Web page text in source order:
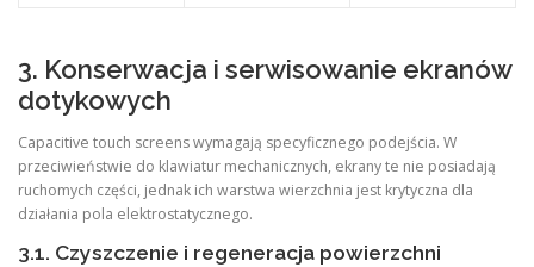
3. Konserwacja i serwisowanie ekranów
dotykowych
Capacitive touch screens wymagają specyficznego podejścia. W
przeciwieństwie do klawiatur mechanicznych, ekrany te nie posiadają
ruchomych części, jednak ich warstwa wierzchnia jest krytyczna dla
działania pola elektrostatycznego.
3.1. Czyszczenie i regeneracja powierzchni